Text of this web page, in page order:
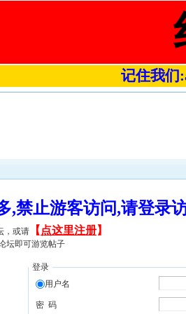
记住我们
,禁止游客访问,请登
，或请 【 点这里注册】
坛即可游览帖子
登录
用户名
密 码